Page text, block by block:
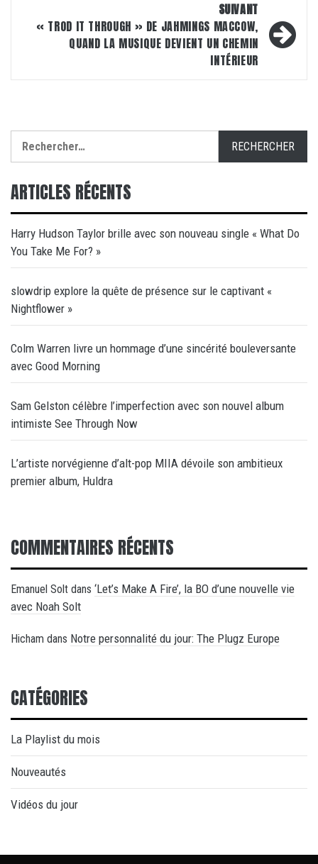
SUIVANT
« TROD IT THROUGH » DE JAHMINGS MACCOW,
QUAND LA MUSIQUE DEVIENT UN CHEMIN
INTÉRIEUR
ARTICLES RÉCENTS
Harry Hudson Taylor brille avec son nouveau single « What Do
You Take Me For? »
slowdrip explore la quête de présence sur le captivant «
Nightflower »
Colm Warren livre un hommage d’une sincérité bouleversante
avec Good Morning
Sam Gelston célèbre l’imperfection avec son nouvel album
intimiste See Through Now
L’artiste norvégienne d’alt-pop MIIA dévoile son ambitieux
premier album, Huldra
COMMENTAIRES RÉCENTS
Emanuel Solt dans ‘Let’s Make A Fire’, la BO d’une nouvelle vie
avec Noah Solt
Hicham dans Notre personnalité du jour: The Plugz Europe
CATÉGORIES
La Playlist du mois
Nouveautés
Vidéos du jour